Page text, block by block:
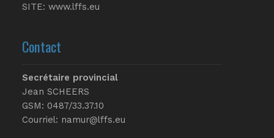
SITE: www.lffs.eu
Contact
Secrétaire provincial
Jean SCHEERS
GSM: 0487/33.37.10
Courriel: namur@lffs.eu